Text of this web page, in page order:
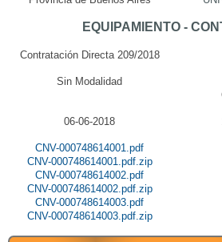
EQUIPAMIENTO -
Contratación Directa 209/2018
Sin Modalidad
06-06-2018
CNV-000748614001.pdf
CNV-000748614001.pdf.zip
CNV-000748614002.pdf
CNV-000748614002.pdf.zip
CNV-000748614003.pdf
CNV-000748614003.pdf.zip